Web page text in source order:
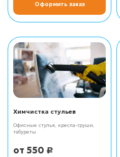
Оформить заказ
Химчистка стульев
Офисные стулья, кресла-груши,
табуреты
550 Р